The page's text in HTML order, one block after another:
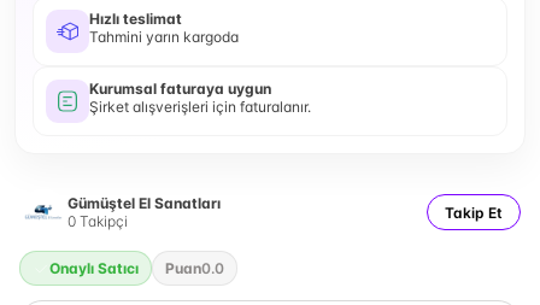
Hızlı teslimat
Tahmini yarın kargoda
Kurumsal faturaya uygun
Şirket alışverişleri için faturalanır.
Gümüştel El Sanatları
0 Takipçi Takip Et
Onaylı Satıcı Puan0.0